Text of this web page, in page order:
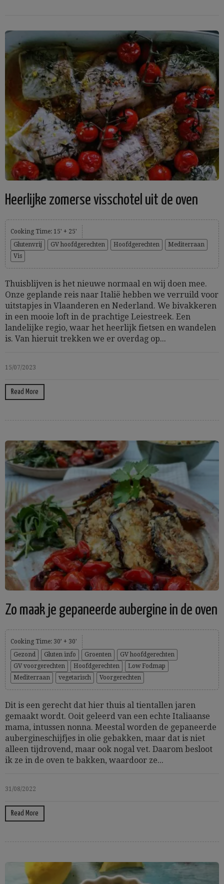
Heerlijke zomerse visschotel uit de oven
Cooking Time: 15' + 25'
Glutenvrij
GV hoofdgerechten Hoofdgerechten
Mediterraan
Vis
Thuisblijven is het nieuwe normaal en wij doen mee.
Onze geplande reis naar Italië hebben we verruild voor
uitstapjes in Vlaanderen en Nederland. We bivakkeren
in een mooie loft in de prachtige Leiestreek. Een
landelijke regio, waar het heerlijk fietsen en wandelen
is. Van hieruit trekken we er overdag op...
15/07/2023
Read More
Zo maak je gepaneerde aubergine in de oven
Cooking Time: 30’ + 30'
Gezond
Gluten info Groenten
GV hoofdgerechten
GV voorgerechten
Hoofdgerechten
Low Fodmap
Mediterraan
vegetarisch Voorgerechten
Dit is een gerecht dat hier thuis al tientallen jaren
gemaakt wordt. Ooit geleerd van een echte Italiaanse
mama, intussen nonna. Meestal worden de gepaneerde
aubergineschijfjes in olie gebakken, maar dat is niet
alleen tijdrovend, maar ook nogal vet. Daarom besloot
ik ze in de oven te bakken, waardoor ze...
31/08/2022
Read More